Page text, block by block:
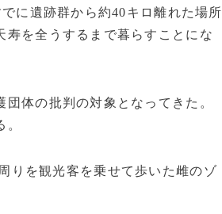
に遺跡群から約40キロ離れた場所
を全うするまで暮らすことにな
体の批判の対象となってきた。
りを観光客を乗せて歩いた雌のゾ